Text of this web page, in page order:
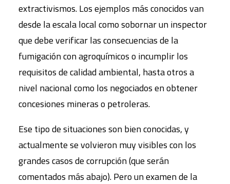
extractivismos. Los ejemplos más conocidos van
desde la escala local como sobornar un inspector
que debe verificar las consecuencias de la
fumigación con agroquímicos o incumplir los
requisitos de calidad ambiental, hasta otros a
nivel nacional como los negociados en obtener
concesiones mineras o petroleras.
Ese tipo de situaciones son bien conocidas, y
actualmente se volvieron muy visibles con los
grandes casos de corrupción (que serán
comentados más abajo). Pero un examen de la